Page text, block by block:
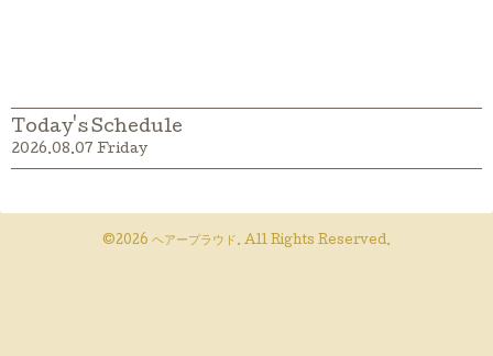
Today's Schedule
2026.08.07 Friday
©2026 ヘアープラウド . All Rights Reserved.